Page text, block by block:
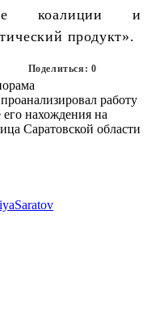
коалиции и
продукт».
Поделиться: 0